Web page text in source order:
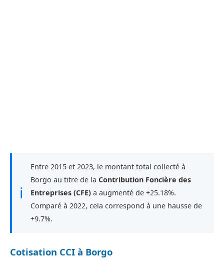
ℹ
Entre 2015 et 2023, le montant total collecté à
Borgo au titre de la Contribution Foncière des
Entreprises (CFE) a augmenté de +25.18%.
Comparé à 2022, cela correspond à une hausse de
+9.7%.
Cotisation CCI à Borgo